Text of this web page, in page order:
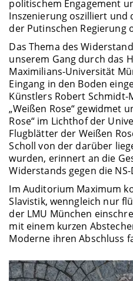
politischem Engagement
Inszenierung oszilliert und
der Putinschen Regierung
Das Thema des
unserem Gang durch das
Maximilians-Universität
Eingang in den Boden
Künstlers Robert
„Weißen Rose“ gewidmet
Rose“ im Lichthof der
Flugblätter der Weißen
Scholl von der darüber
wurden, erinnert an die
Widerstands gegen die
Im Auditorium Maximum
Slavistik, wenngleich nur
der LMU München
mit einem kurzen
Moderne ihren Abschluss